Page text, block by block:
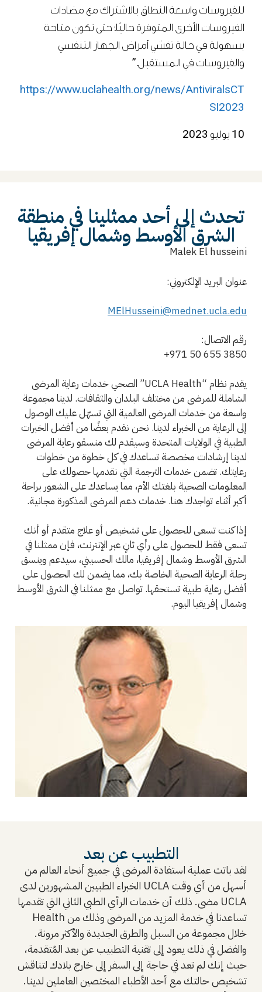
للفيروسات واسعة النطاق بالاشتراك مع مضادات
الفيروسات الأخرى المتوفرة حاليًا؛ حتى تكون متاحة
بسهولة في حالة تفشي أمراض الجهاز التنفسي
والفيروسات في المستقبل.”
https://www.uclahealth.org/news/AntiviralsCT
SI2023
10 يوليو 2023
تحدث إلى أحد ممثلينا في منطقة
الشرق الأوسط وشمال إفريقيا
Malek El husseini
عنوان البريد الإلكتروني:
MElHusseini@mednet.ucla.edu
رقم الاتصال:
+971 50 655 3850
يقدم نظام “UCLA Health” الصحي خدمات رعاية المرضى
الشاملة للمرضى من مختلف البلدان والثقافات. لدينا مجموعة
واسعة من خدمات المرضى العالمية التي تسهّل عليك الوصول
إلى الرعاية من الخبراء لدينا. نحن نقدم بعضًا من أفضل الخبرات
الطبية في الولايات المتحدة وسيقدم لك منسقو رعاية المرضى
لدينا إرشادات مخصصة تساعدك في كل خطوة من خطوات
رعايتك. تضمن خدمات الترجمة التي نقدمها حصولك على
المعلومات الصحية بلغتك الأم، مما يساعدك على الشعور براحة
أكبر أثناء تواجدك هنا. خدمات دعم المرضى المذكورة مجانية.
إذا كنت تسعى للحصول على تشخيص أو علاج متقدم أو أنك
تسعى فقط للحصول على رأي ثانٍ عبر الإنترنت، فإن ممثلنا في
الشرق الأوسط وشمال إفريقيا، مالك الحسيني، سيدعم وينسق
رحلة الرعاية الصحية الخاصة بك، مما يضمن لك الحصول على
أفضل رعاية طبية تستحقها. تواصل مع ممثلنا في الشرق الأوسط
وشمال إفريقيا اليوم.
التطبيب عن بعد
لقد باتت عملية استفادة المرضى في جميع أنحاء العالم من
الخبراء الطبيين المشهورين لدى UCLA أسهل من أي وقت
مضى. ذلك أن خدمات الرأي الطبي الثاني التي تقدمها UCLA
Health تساعدنا في خدمة المزيد من المرضى وذلك من
خلال مجموعة من السبل والطرق الجديدة والأكثر مرونة.
والفضل في ذلك يعود إلى تقنية التطبيب عن بعد المُتقدمة،
حيث إنك لم تعد في حاجة إلى السفر إلى خارج بلادك لتناقش
تشخيص حالتك مع أحد الأطباء المختصين العاملين لدينا.